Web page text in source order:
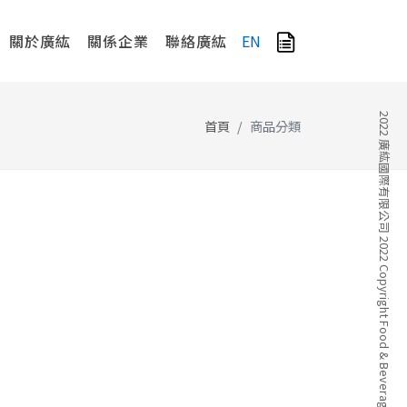
關於廣紘 關係企業 聯絡廣紘 EN
首頁 商品分類 2022 廣紘國際有限公司 2022 Copyright Food & Beverage Company